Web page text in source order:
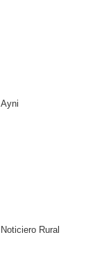
Ayni
Noticiero Rural